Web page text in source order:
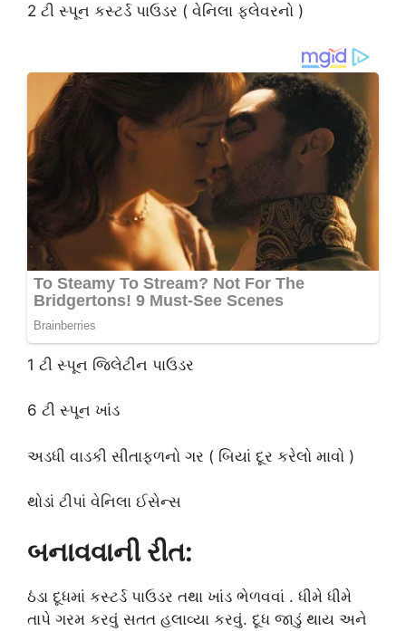
2 ટી સ્પૂન કસ્ટર્ડ પાઉડર ( વેનિલા ફલેવરનો )
1 ટી સ્પૂન જિલેટીન પાઉડર
6 ટી સ્પૂન ખાંડ
અડધી વાડકી સીતાફળનો ગર ( બિયાં દૂર કરેલો માવો )
થોડાં ટીપાં વેનિલા ઈસેન્સ
બનાવવાની રીત:
ઠંડા દૂધમાં કસ્ટર્ડ પાઉડર તથા ખાંડ ભેળવવાં . ધીમે ધીમે
તાપે ગરમ કરવું સતત હલાવ્યા કરવું. દૂધ જાડું થાય અને